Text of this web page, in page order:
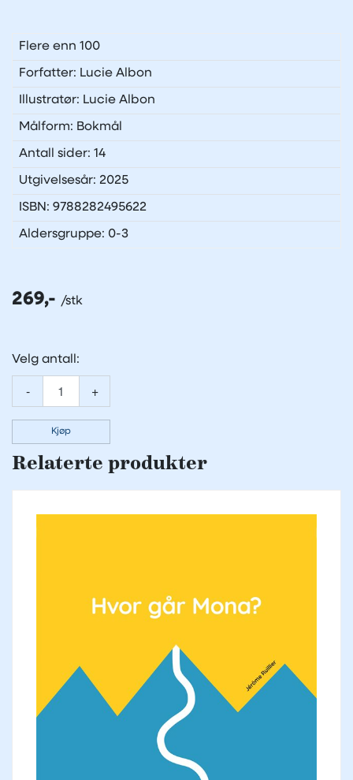
Flere enn 100
Forfatter: Lucie Albon
Illustratør: Lucie Albon
Målform: Bokmål
Antall sider: 14
Utgivelsesår: 2025
ISBN: 9788282495622
Aldersgruppe: 0-3
269,-
Velg antall:
- +
Kjøp
Relaterte produkter